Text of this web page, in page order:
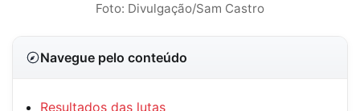
Foto: Divulgação/Sam Castro
Navegue pelo conteúdo
Resultados das lutas